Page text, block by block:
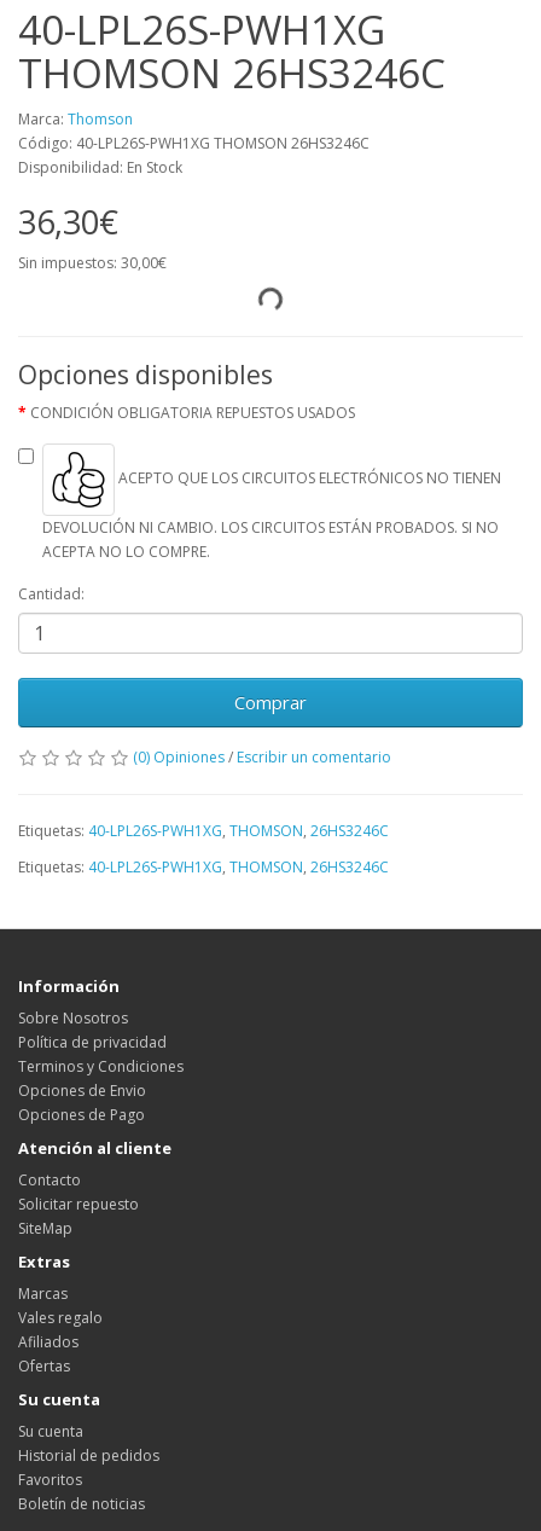
40-LPL26S-PWH1XG
THOMSON 26HS3246C
Marca: Thomson
Código: 40-LPL26S-PWH1XG THOMSON 26HS3246C
Disponibilidad: En Stock
36,30€
Sin impuestos: 30,00€
Opciones disponibles
CONDICIÓN OBLIGATORIA REPUESTOS USADOS
ACEPTO QUE LOS CIRCUITOS ELECTRÓNICOS NO TIENEN
DEVOLUCIÓN NI CAMBIO. LOS CIRCUITOS ESTÁN PROBADOS. SI NO
ACEPTA NO LO COMPRE.
Cantidad:
Comprar
(0) Opiniones/ Escribir un comentario
Etiquetas: 40-LPL26S-PWH1XG, THOMSON, 26HS3246C
Etiquetas: 40-LPL26S-PWH1XG, THOMSON, 26HS3246C
Información
Sobre Nosotros
Política de privacidad
Terminos y Condiciones
Opciones de Envio
Opciones de Pago
Atención al cliente
Contacto
Solicitar repuesto
SiteMap
Extras
Marcas
Vales regalo
Afiliados
Ofertas
Su cuenta
Su cuenta
Historial de pedidos
Favoritos
Boletín de noticias